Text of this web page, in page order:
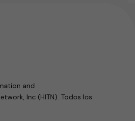
and
Inc (HITN). Todos los